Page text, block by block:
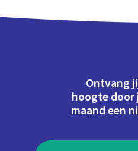
Ontvang
hoogte door
maand een